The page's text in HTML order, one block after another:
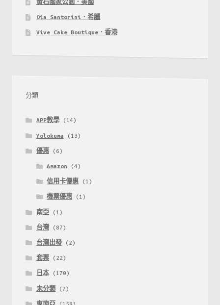
黃石國家公園．美國
Oía Santorini．希臘
Vive Cake Boutique．香港
分類
APP教學(14)
Yolokuma (13)
優惠(6)
Amazon (4)
信用卡優惠(1)
機票優惠(1)
南亞 (1)
台灣(87)
台灣出發(2)
套票(22)
日本(170)
未分類(7)
東南亞 (158)